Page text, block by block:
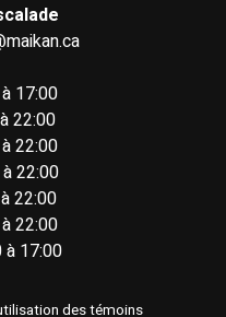
17:00
22:00
22:00
22:00
22:00
22:00
à 17:00
des témoins